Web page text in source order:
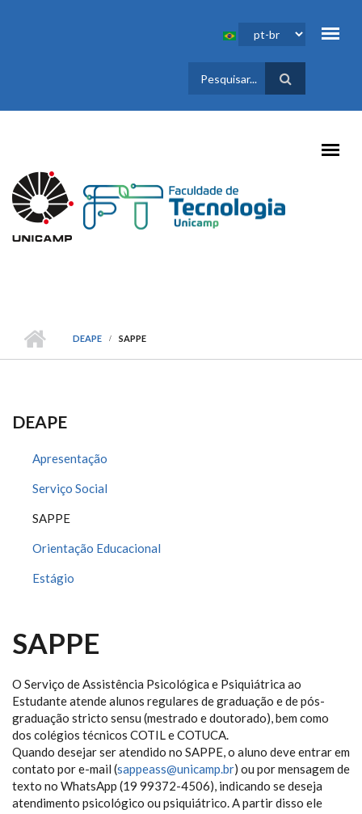
FORMULÁRIO
DE BUSCA
DEAPE SAPPE
DEAPE
Apresentação
Serviço Social
SAPPE
Orientação Educacional
Estágio
SAPPE
O Serviço de Assistência Psicológica e Psiquiátrica ao
Estudante atende alunos regulares de graduação e de pós-
graduação stricto sensu (mestrado e doutorado), bem como
dos colégios técnicos COTIL e COTUCA.
Quando desejar ser atendido no SAPPE, o aluno deve entrar em
contato por e-mail (sappeass@unicamp.br) ou por mensagem de
texto no WhatsApp (19 99372-4506), indicando se deseja
atendimento psicológico ou psiquiátrico. A partir disso ele